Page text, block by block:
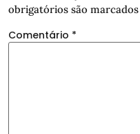
obrigatórios são
Comentário *